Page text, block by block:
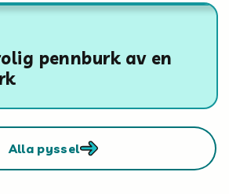
pennburk av en
Alla pyssel